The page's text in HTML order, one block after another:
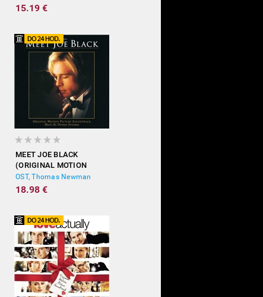
SERIES)
15.19 €
MEET JOE BLACK
(ORIGINAL MOTION
PICTURE SOUNDTRACK)
OST, Thomas Newman
18.98 €